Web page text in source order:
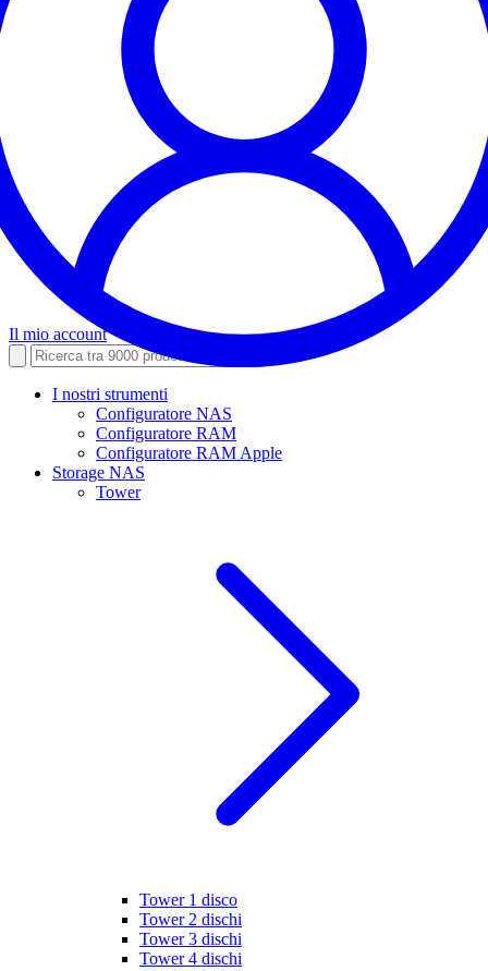
Il mio account
I nostri strumenti
Configuratore NAS
Configuratore RAM
Configuratore RAM Apple
Storage NAS
Tower
Tower 1 disco
Tower 2 dischi
Tower 3 dischi
Tower 4 dischi